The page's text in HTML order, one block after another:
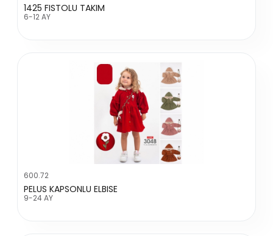
1425 FISTOLU TAKIM
6-12 AY
600.72
PELUS KAPSONLU ELBISE
9-24 AY